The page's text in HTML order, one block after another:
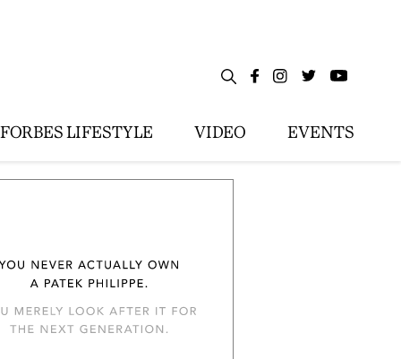
FORBES LIFESTYLE VIDEO EVENTS